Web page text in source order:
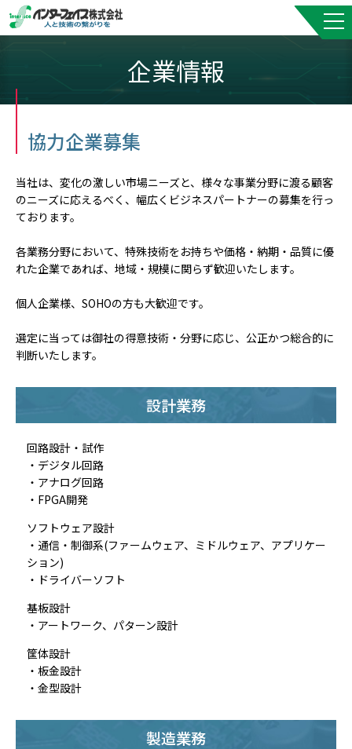
企業情報
協力企業募集
当社は、変化の激しい市場ニーズと、様々な事業分野に渡る顧客
のニーズに応えるべく、幅広くビジネスパートナーの募集を行っ
ております。
各業務分野において、特殊技術をお持ちや価格・納期・品質に優
れた企業であれば、地域・規模に関らず歓迎いたします。
個人企業様、SOHOの方も大歓迎です。
選定に当っては御社の得意技術・分野に応じ、公正かつ総合的に
判断いたします。
設計業務
回路設計・試作
・デジタル回路
・アナログ回路
・FPGA開発
ソフトウェア設計
・通信・制御系(ファームウェア、ミドルウェア、アプリケー
ション)
・ドライバーソフト
基板設計
・アートワーク、パターン設計
筐体設計
・板金設計
・金型設計
製造業務